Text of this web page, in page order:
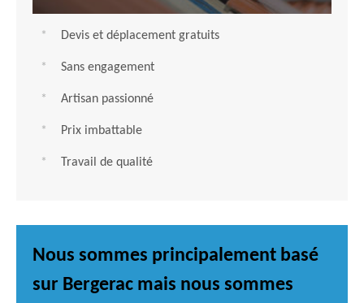
Devis et déplacement gratuits
Sans engagement
Artisan passionné
Prix imbattable
Travail de qualité
Nous sommes principalement basé
sur Bergerac mais nous sommes